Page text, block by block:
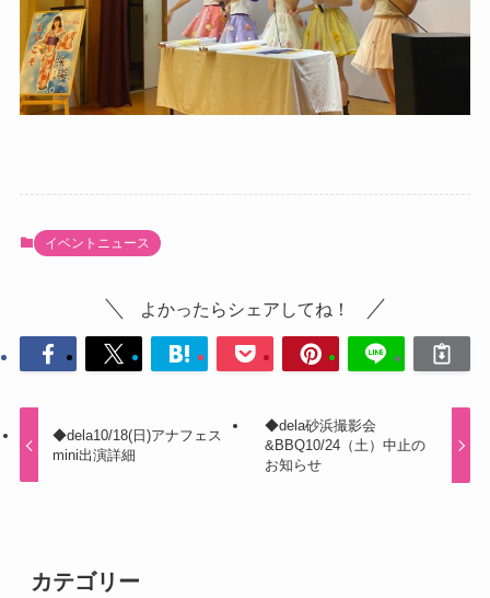
イベントニュース
よかったらシェアしてね！
◆dela10/18(日)アナフェス
mini出演詳細
◆dela砂浜撮影会
&BBQ10/24（土）中止の
お知らせ
カテゴリー